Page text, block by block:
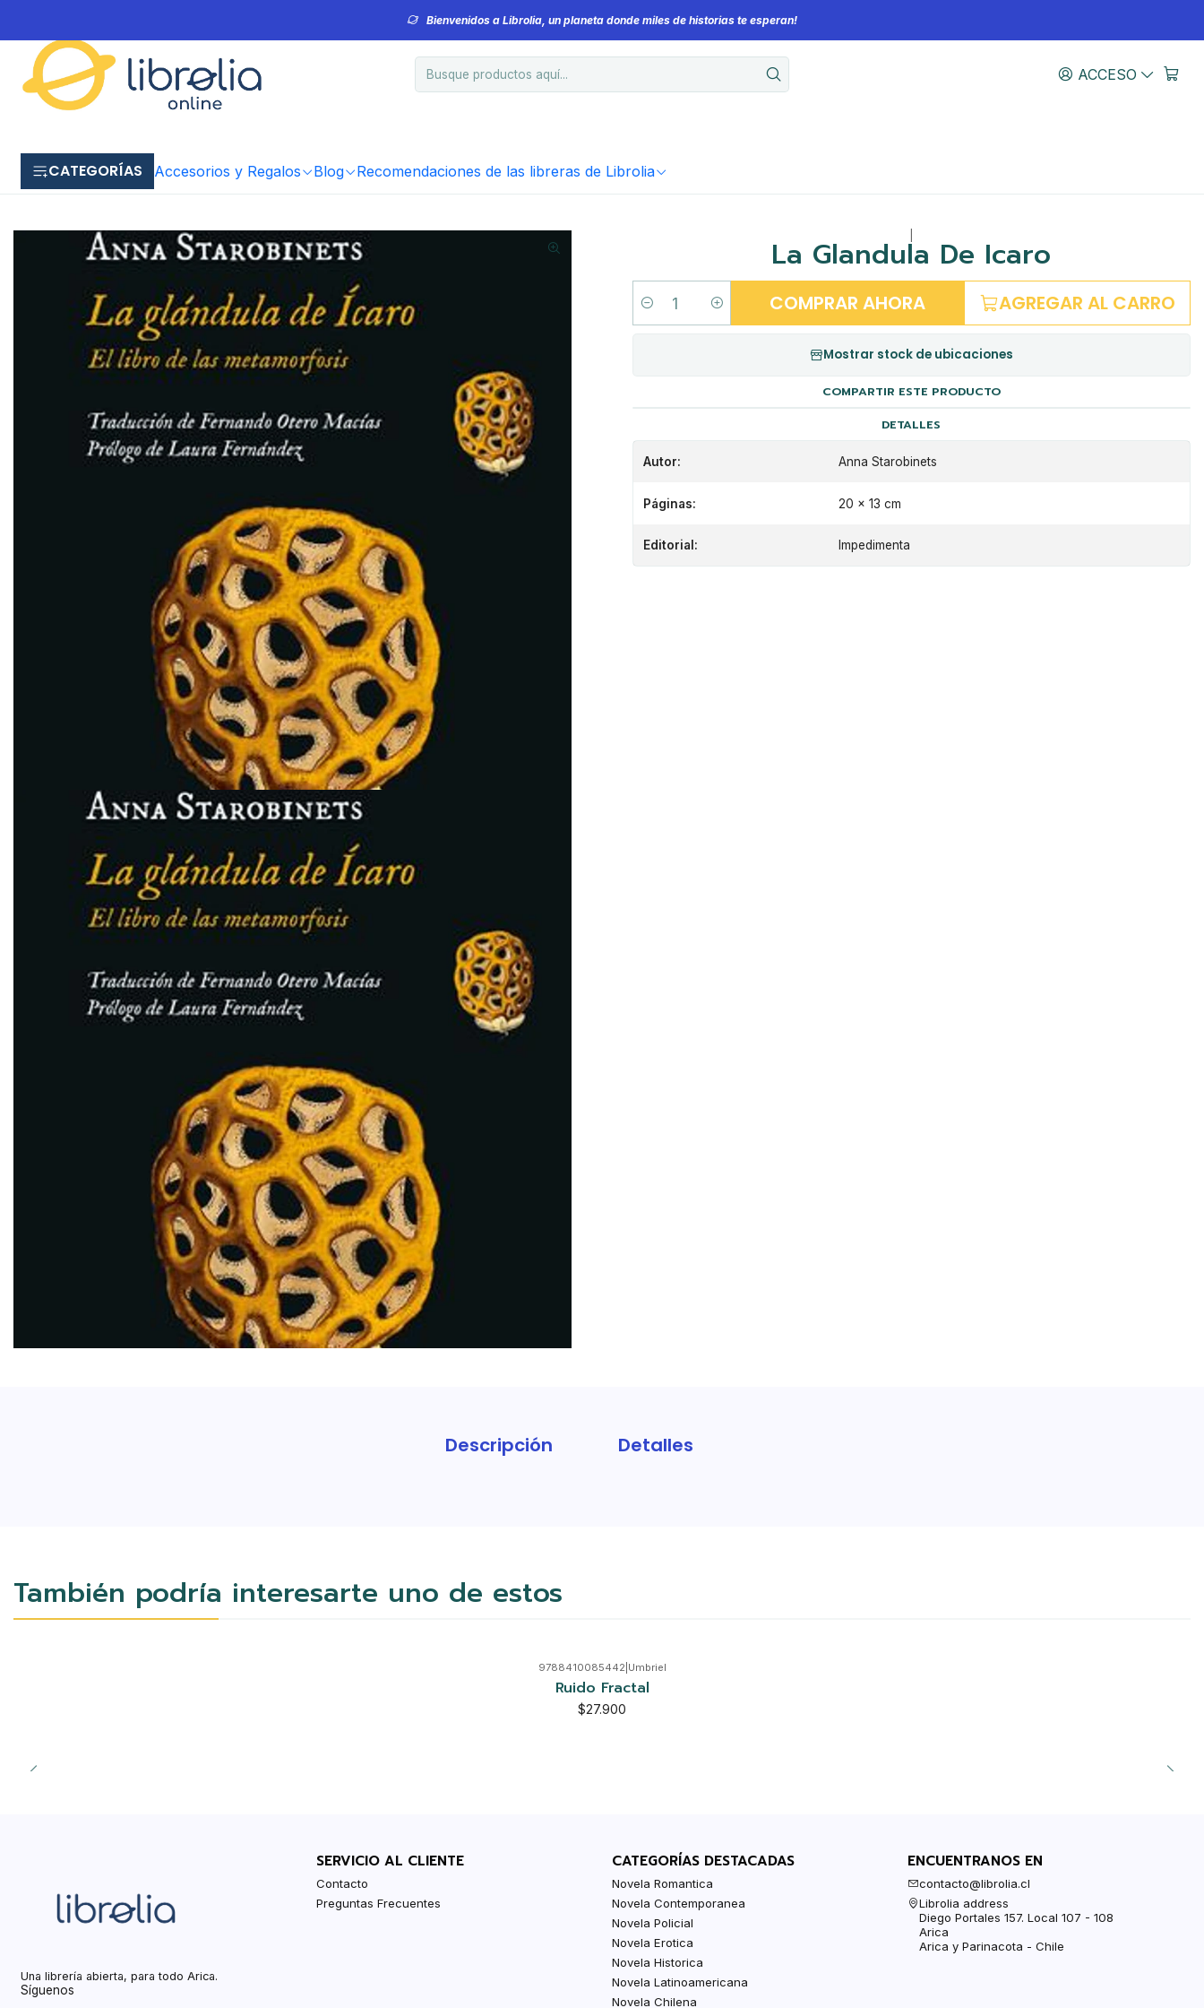
ACCESO
CATEGORÍAS Accesorios y Regalos Blog Recomendaciones de las libreras de Librolia
Bienvenidos a Librolia, un planeta donde miles de historias te esperan!
La Glandula De Icaro
Cantidad AGREGAR AL CARRO
COMPRAR AHORA
Mostrar stock de ubicaciones
COMPARTIR ESTE PRODUCTO
DETALLES
Autor: Anna Starobinets
Páginas: 20 x 13 cm
Editorial: Impedimenta
Descripción Detalles
También podría interesarte uno de estos
9788410085442 Umbriel
Ruido Fractal
$27.900
Una librería abierta, para todo Arica.
Síguenos
SERVICIO AL CLIENTE
Contacto
Preguntas Frecuentes
CATEGORÍAS DESTACADAS
Novela Romantica
Novela Contemporanea
Novela Policial
Novela Erotica
Novela Historica
Novela Latinoamericana
Novela Chilena
ENCUENTRANOS EN
contacto@librolia.cl
Librolia address
Diego Portales 157. Local 107 - 108
Arica
Arica y Parinacota - Chile